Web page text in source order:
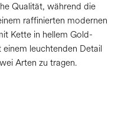
Qualität, während die
raffinierten modernen
Kette in hellem Gold-
leuchtenden Detail
Arten zu tragen.